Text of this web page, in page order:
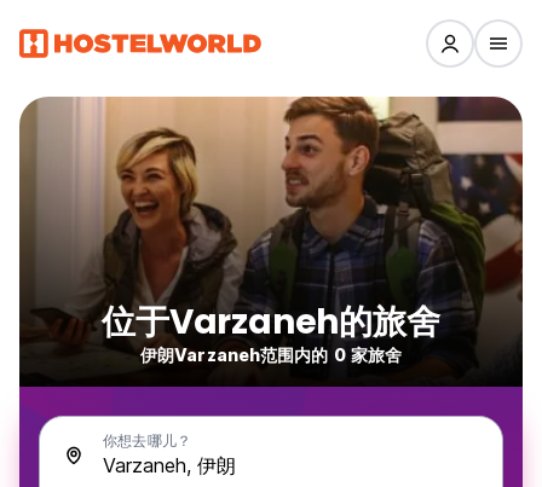
位于Varzaneh的旅舍
伊朗Varzaneh范围内的 0 家旅舍
你想去哪儿？